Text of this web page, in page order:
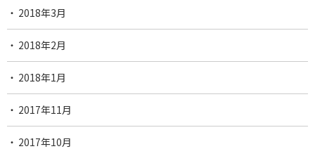
2018年3月
2018年2月
2018年1月
2017年11月
2017年10月